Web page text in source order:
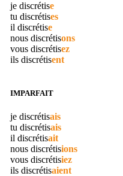
je discrétise
tu discrétises
il discrétise
nous discrétisons
vous discrétisez
ils discrétisent
IMPARFAIT
je discrétisais
tu discrétisais
il discrétisait
nous discrétisions
vous discrétisiez
ils discrétisaient